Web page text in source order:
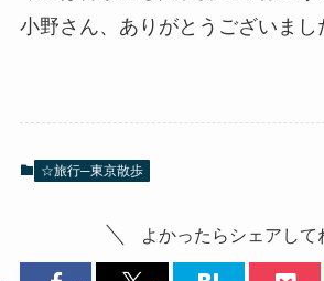
小野さん、ありがとうございまし
☆旅行─東京散歩
よかったらシェアして